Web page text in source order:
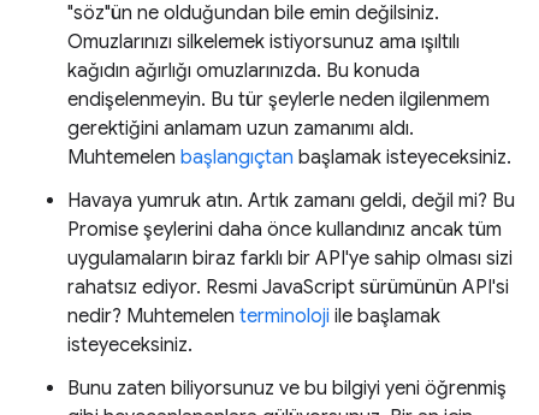
"söz"ün ne olduğundan bile emin değilsiniz.
Omuzlarınızı silkelemek istiyorsunuz ama ışıltılı
kağıdın ağırlığı omuzlarınızda. Bu konuda
endişelenmeyin. Bu tür şeylerle neden ilgilenmem
gerektiğini anlamam uzun zamanımı aldı.
Muhtemelen başlangıçtan başlamak isteyeceksiniz.
Havaya yumruk atın. Artık zamanı geldi, değil mi? Bu
Promise şeylerini daha önce kullandınız ancak tüm
uygulamaların biraz farklı bir API'ye sahip olması sizi
rahatsız ediyor. Resmi JavaScript sürümünün API'si
nedir? Muhtemelen terminoloji ile başlamak
isteyeceksiniz.
Bunu zaten biliyorsunuz ve bu bilgiyi yeni öğrenmiş